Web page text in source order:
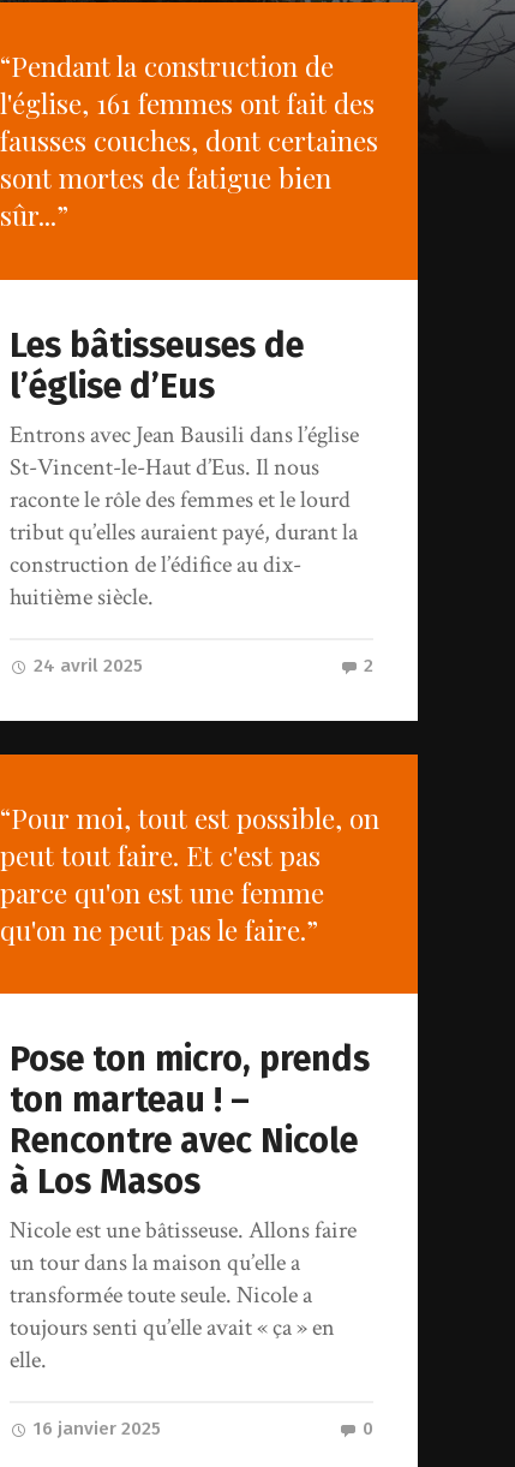
“Pendant la construction de
l'église, 161 femmes ont fait des
fausses couches, dont certaines
sont mortes de fatigue bien
sûr...”
Les bâtisseuses de
l’église d’Eus
Entrons avec Jean Bausili dans l’église
St-Vincent-le-Haut d’Eus. Il nous
raconte le rôle des femmes et le lourd
tribut qu’elles auraient payé, durant la
construction de l’édifice au dix-
huitième siècle.
24 avril 2025 2
“Pour moi, tout est possible, on
peut tout faire. Et c'est pas
parce qu'on est une femme
qu'on ne peut pas le faire.”
Pose ton micro, prends
ton marteau ! –
Rencontre avec Nicole
à Los Masos
Nicole est une bâtisseuse. Allons faire
un tour dans la maison qu’elle a
transformée toute seule. Nicole a
toujours senti qu’elle avait « ça » en
elle.
16 janvier 2025 0